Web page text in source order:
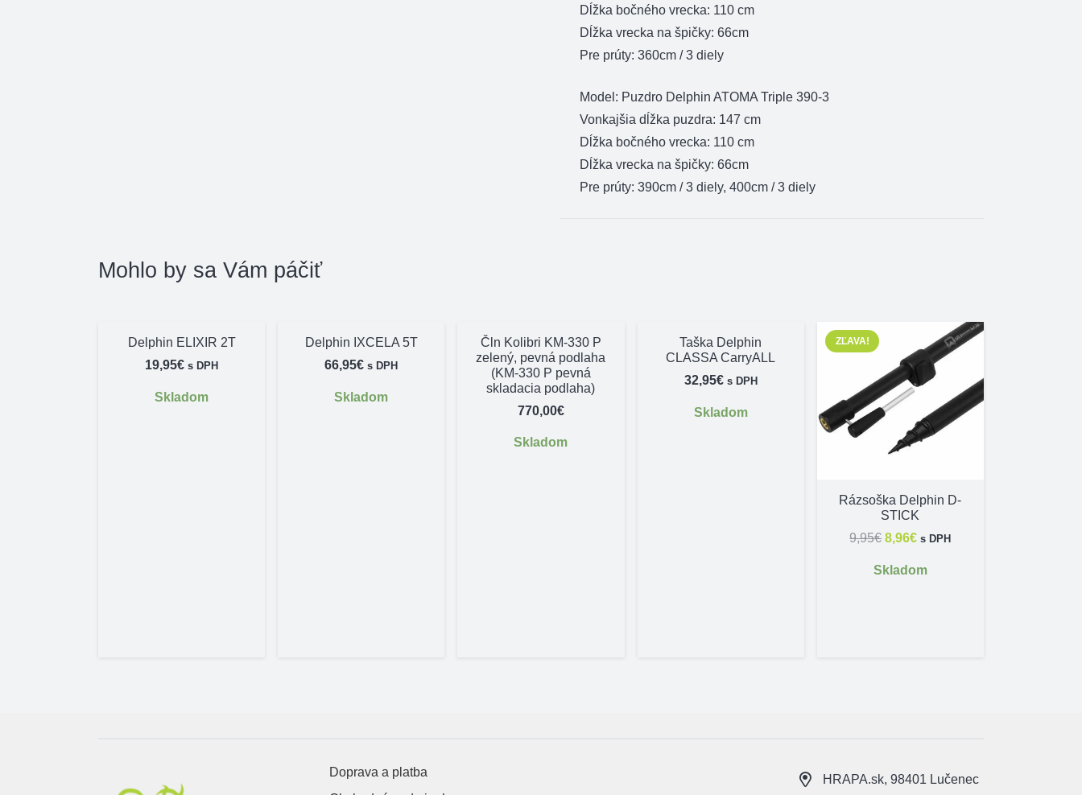
Dĺžka bočného vrecka: 110 cm
Dĺžka vrecka na špičky: 66cm
Pre prúty: 360cm / 3 diely
Model: Puzdro Delphin ATOMA Triple 390-3
Vonkajšia dĺžka puzdra: 147 cm
Dĺžka bočného vrecka: 110 cm
Dĺžka vrecka na špičky: 66cm
Pre prúty: 390cm / 3 diely, 400cm / 3 diely
Mohlo by sa Vám páčiť
Delphin ELIXIR 2T
19,95€ s DPH
Skladom
Delphin IXCELA 5T
66,95€ s DPH
Skladom
Čln Kolibri KM-330 P
zelený, pevná podlaha
(KM-330 P pevná
skladacia podlaha)
770,00€
Skladom
Taška Delphin
CLASSA CarryALL
32,95€ s DPH
Skladom
ZĽAVA!
Rázsoška Delphin D-
STICK
9,95€ Pôvodná
8,96€Aktuálna
s DPH
Skladom
Doprava a platba
HRAPA.sk, 98401 Lučenec